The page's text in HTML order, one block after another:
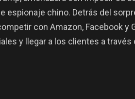
espionaje chino. Detrás del
con Amazon, Facebook y
y llegar a los clientes a